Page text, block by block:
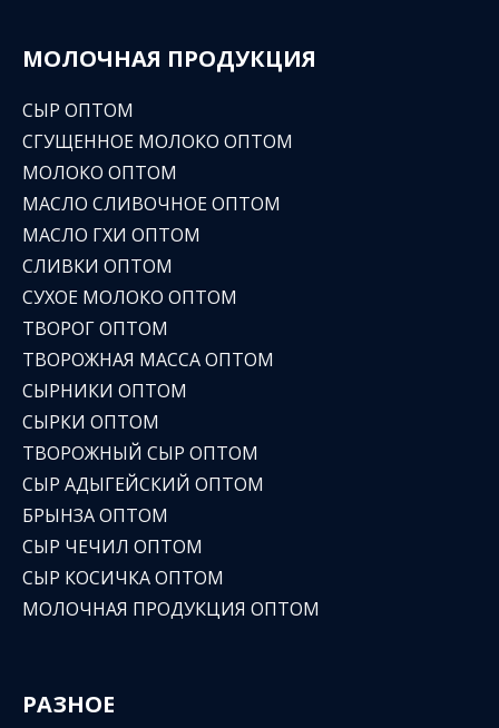
МОЛОЧНАЯ ПРОДУКЦИЯ
СЫР ОПТОМ
СГУЩЕННОЕ МОЛОКО ОПТОМ
МОЛОКО ОПТОМ
МАСЛО СЛИВОЧНОЕ ОПТОМ
МАСЛО ГХИ ОПТОМ
СЛИВКИ ОПТОМ
СУХОЕ МОЛОКО ОПТОМ
ТВОРОГ ОПТОМ
ТВОРОЖНАЯ МАССА ОПТОМ
СЫРНИКИ ОПТОМ
СЫРКИ ОПТОМ
ТВОРОЖНЫЙ СЫР ОПТОМ
СЫР АДЫГЕЙСКИЙ ОПТОМ
БРЫНЗА ОПТОМ
СЫР ЧЕЧИЛ ОПТОМ
СЫР КОСИЧКА ОПТОМ
МОЛОЧНАЯ ПРОДУКЦИЯ ОПТОМ
РАЗНОЕ